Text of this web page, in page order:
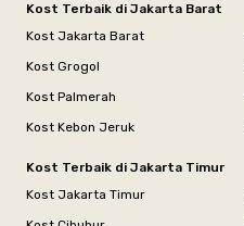
Kost Terbaik di Jakarta Barat
Kost Jakarta Barat
Kost Grogol
Kost Palmerah
Kost Kebon Jeruk
Kost Terbaik di Jakarta Timur
Kost Jakarta Timur